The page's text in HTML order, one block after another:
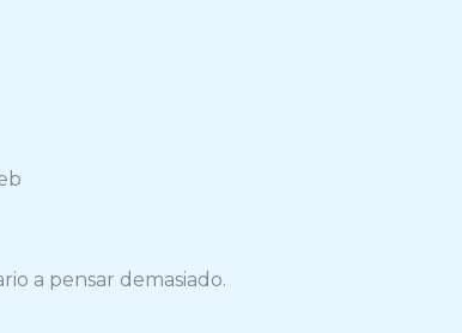
a pensar demasiado.